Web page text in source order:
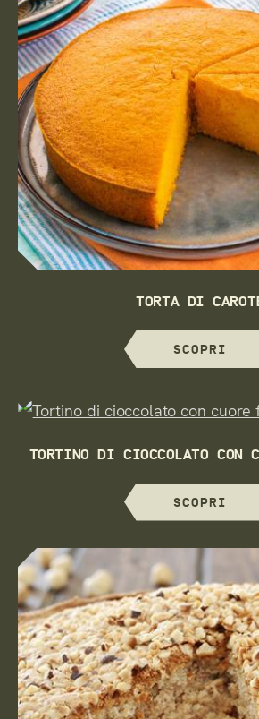
TORTA DI
SCOPRI
TORTINO DI CIOCCOLATO CON
SCOPRI